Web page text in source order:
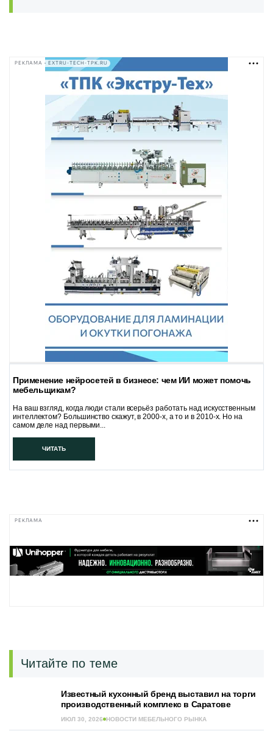
РЕКЛАМА • EXTRU-TECH-TPK.RU
Применение нейросетей в бизнесе: чем ИИ может помочь
мебельщикам?
На ваш взгляд, когда люди стали всерьёз работать над искусственным
интеллектом? Большинство скажут, в 2000-х, а то и в 2010-х. Но на
самом деле над первыми...
ЧИТАТЬ
РЕКЛАМА
Читайте по теме
Известный кухонный бренд выставил на торги
производственный комплекс в Саратове
ИЮЛ 30, 2026 НОВОСТИ МЕБЕЛЬНОГО РЫНКА